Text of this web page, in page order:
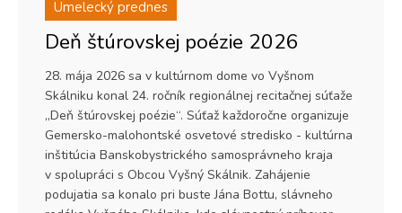
Umelecký prednes
Deň štúrovskej poézie 2026
28. mája 2026 sa v kultúrnom dome vo Vyšnom
Skálniku konal 24. ročník regionálnej recitačnej súťaže
„Deň štúrovskej poézie“. Súťaž každoročne organizuje
Gemersko-malohontské osvetové stredisko - kultúrna
inštitúcia Banskobystrického samosprávneho kraja
v spolupráci s Obcou Vyšný Skálnik. Zahájenie
podujatia sa konalo pri buste Jána Bottu, slávneho